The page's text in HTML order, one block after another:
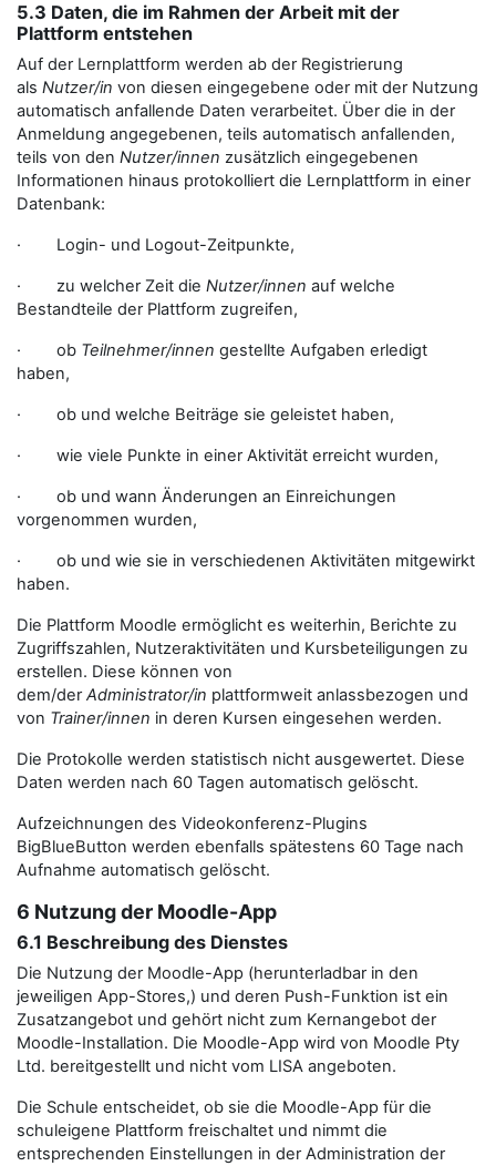
5.3 Daten, die im Rahmen der Arbeit mit der
Plattform entstehen
Auf der Lernplattform werden ab der Registrierung
als Nutzer/in von diesen eingegebene oder mit der Nutzung
automatisch anfallende Daten verarbeitet. Über die in der
Anmeldung angegebenen, teils automatisch anfallenden,
teils von den Nutzer/innen zusätzlich eingegebenen
Informationen hinaus protokolliert die Lernplattform in einer
Datenbank:
· Login- und Logout-Zeitpunkte,
· zu welcher Zeit die Nutzer/innen auf welche
Bestandteile der Plattform zugreifen,
· ob Teilnehmer/innen gestellte Aufgaben erledigt
haben,
· ob und welche Beiträge sie geleistet haben,
· wie viele Punkte in einer Aktivität erreicht wurden,
· ob und wann Änderungen an Einreichungen
vorgenommen wurden,
· ob und wie sie in verschiedenen Aktivitäten mitgewirkt
haben.
Die Plattform Moodle ermöglicht es weiterhin, Berichte zu
Zugriffszahlen, Nutzeraktivitäten und Kursbeteiligungen zu
erstellen. Diese können von
dem/derAdministrator/in plattformweit anlassbezogen und
von Trainer/innen in deren Kursen eingesehen werden.
Die Protokolle werden statistisch nicht ausgewertet. Diese
Daten werden nach 60 Tagen automatisch gelöscht.
Aufzeichnungen des Videokonferenz-Plugins
BigBlueButton werden ebenfalls spätestens 60 Tage nach
Aufnahme automatisch gelöscht.
6 Nutzung der Moodle-App
6.1 Beschreibung des Dienstes
Die Nutzung der Moodle-App (herunterladbar in den
jeweiligen App-Stores,) und deren Push-Funktion ist ein
Zusatzangebot und gehört nicht zum Kernangebot der
Moodle-Installation. Die Moodle-App wird von Moodle Pty
Ltd. bereitgestellt und nicht vom LISA angeboten.
Die Schule entscheidet, ob sie die Moodle-App für die
schuleigene Plattform freischaltet und nimmt die
entsprechenden Einstellungen in der Administration der